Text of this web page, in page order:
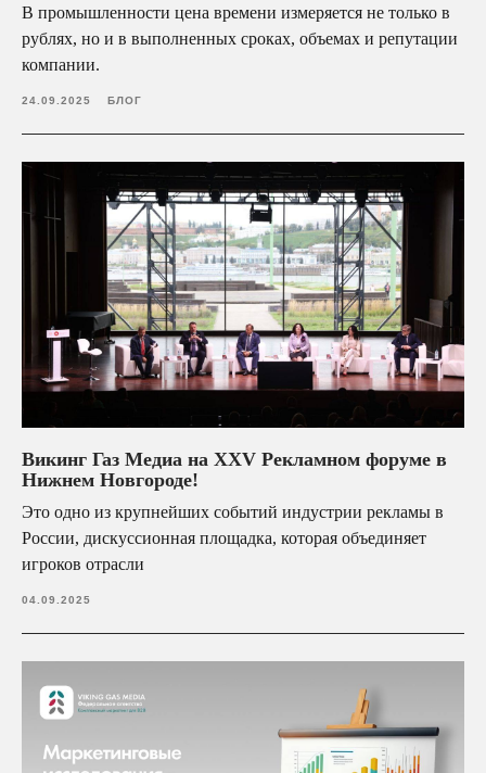
В промышленности цена времени измеряется не только в
рублях, но и в выполненных сроках, объемах и репутации
компании.
24.09.2025 БЛОГ
Викинг Газ Медиа на XXV Рекламном форуме в
Нижнем Новгороде!
Это одно из крупнейших событий индустрии рекламы в
России, дискуссионная площадка, которая объединяет
игроков отрасли
04.09.2025